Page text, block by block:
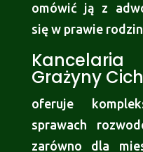
omówić ją z
się w prawie
Grażyny
oferuje
sprawach
zarówno dla